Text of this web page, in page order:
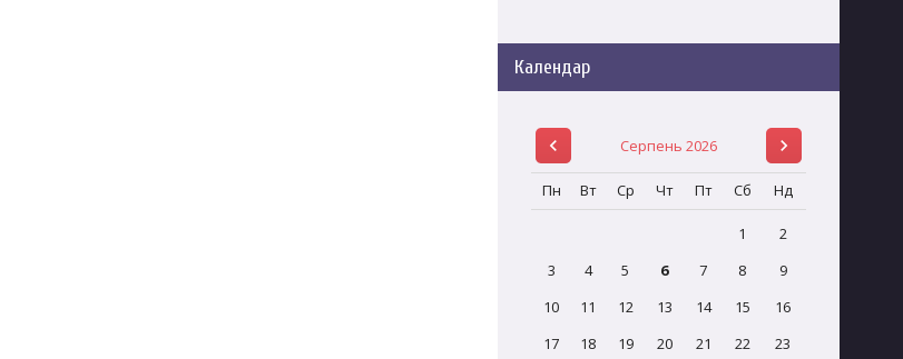
Календар
Серпень 2026
Пн Вт Ср Чт Пт Сб Нд
1
2
3
4 5 6 7 8
9
10
11 12 13 14 15
16
17
18 19 20 21 22
23